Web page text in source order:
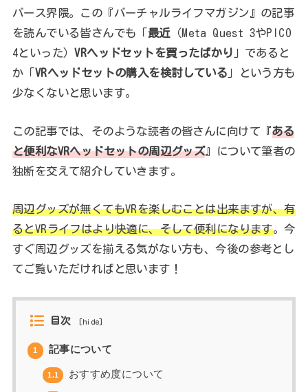
バース界隈。この『バーチャルライフマガジン』の記事
を読んでいる皆さんでも「 最近（Meta Quest 3やPICO
4といった）VRヘッドセットを買ったばかり 」であると
か「 VRヘッドセットの購入を検討している 」という方も
少なくないと思います。
この記事では、そのような読者の皆さんに向けて『ある
と便利なVRヘッドセットの周辺グッズ』について筆者の
独断を交えて紹介していきます。
周辺グッズが無くてもVRを楽しむことは出来ますが、有
るとVRライフはより快適に、そして便利になります。今
すぐ周辺グッズを揃える気がない方も、今後の参考とし
てご覧いただければと思います！
目次 [hide]
1 記事について
1.1 おすすめ度について